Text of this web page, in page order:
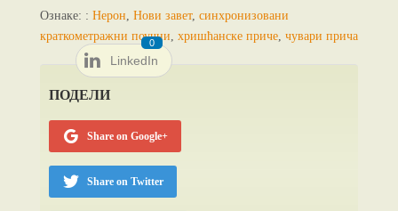
LinkedIn
0
Ознаке: : Нерон Нови завет, синхронизовани
краткометражни поучни хришћанске приче, чувари прича
ПОДЕЛИ
Share on Google+
Share on Twitter